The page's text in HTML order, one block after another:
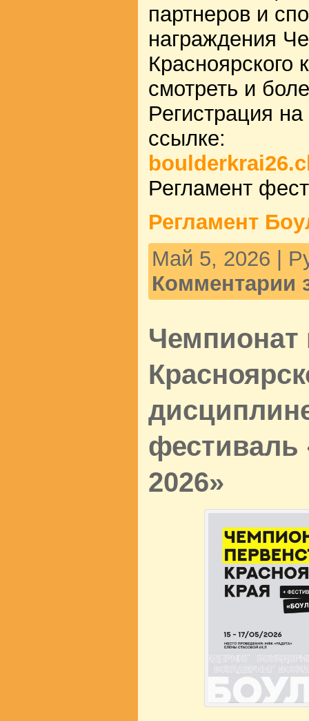
партнеров и
награждения
Красноярского
смотреть и
Регистрация
ссылке:
Регламент
Регламент
Май 5, 2026 |
Комментарии
Чемпионат
фестиваль
2026»